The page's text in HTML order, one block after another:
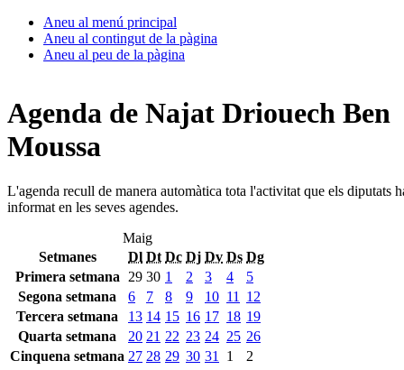
Aneu al menú principal
Aneu al contingut de la pàgina
Aneu al peu de la pàgina
Agenda de Najat Driouech Ben
Moussa
L'agenda recull de manera automàtica tota l'activitat que els diputats
informat en les seves agendes.
Maig
Setmanes
Dl Dt Dc Dj Dv Ds Dg
Primera setmana
29 30 1 2 3 4
5
Segona setmana
6 7 8 9 10 11
12
Tercera setmana
13 14 15 16 17 18 19
Quarta setmana
20 21 22 23 24 25 26
Cinquena setmana 27 28 29 30 31 1 2